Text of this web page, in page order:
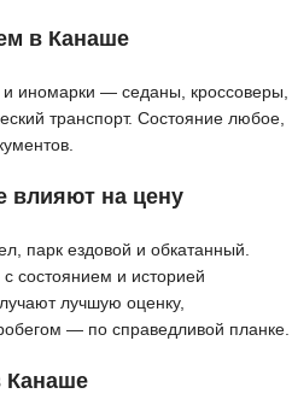
в Канаше
иномарки — седаны, кроссоверы,
транспорт. Состояние любое,
влияют на цену
парк ездовой и обкатанный.
состоянием и историей
лучшую оценку,
— по справедливой планке.
Канаше